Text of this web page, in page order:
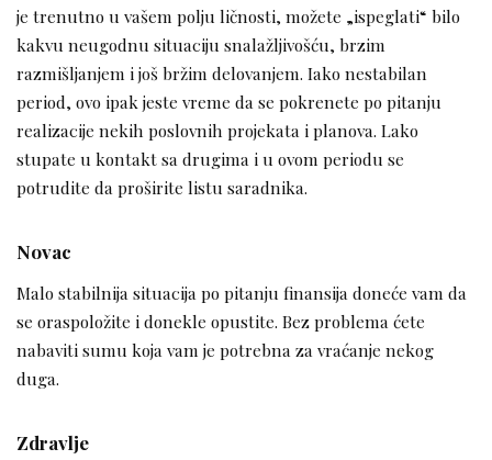
je trenutno u vašem polju ličnosti, možete „ispeglati“ bilo
kakvu neugodnu situaciju snalažljivošću, brzim
razmišljanjem i još bržim delovanjem. Iako nestabilan
period, ovo ipak jeste vreme da se pokrenete po pitanju
realizacije nekih poslovnih projekata i planova. Lako
stupate u kontakt sa drugima i u ovom periodu se
potrudite da proširite listu saradnika.
Novac
Malo stabilnija situacija po pitanju finansija doneće vam da
se oraspoložite i donekle opustite. Bez problema ćete
nabaviti sumu koja vam je potrebna za vraćanje nekog
duga.
Zdravlje